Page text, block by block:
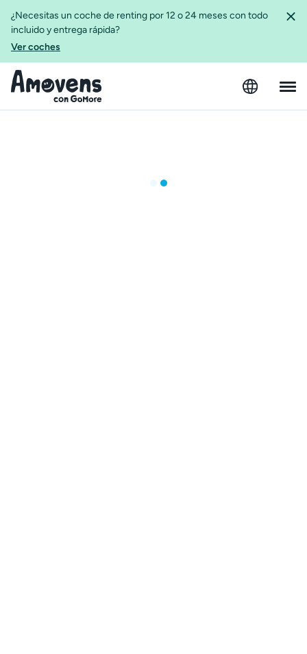
¿Necesitas un coche de renting por 12 o 24 meses con todo
incluido y entrega rápida?
Ver coches